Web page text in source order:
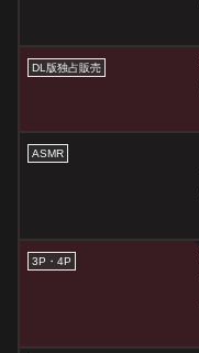
DL版独占販売
ASMR
3P・4P